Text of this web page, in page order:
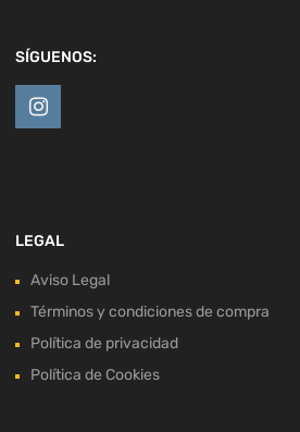
SÍGUENOS:
LEGAL
Aviso Legal
Términos y condiciones de compra
Política de privacidad
Política de Cookies